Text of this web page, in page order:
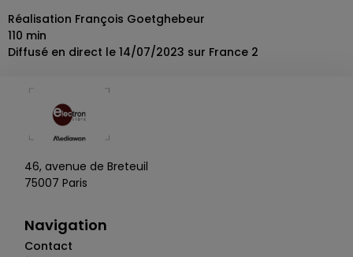
Réalisation François Goetghebeur
110 min
Diffusé en direct le 14/07/2023 sur France 2
46, avenue de Breteuil
75007 Paris
Navigation
Contact